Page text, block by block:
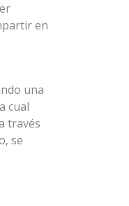
en
una
cual
través
se